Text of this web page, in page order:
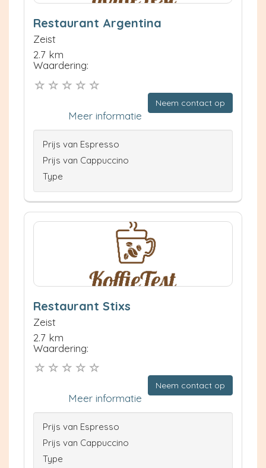
Restaurant Argentina
Zeist
2.7 km
Waardering:
Neem contact op
Meer informatie
Prijs van Espresso
Prijs van Cappuccino
Type
Restaurant Stixs
Zeist
2.7 km
Waardering:
Neem contact op
Meer informatie
Prijs van Espresso
Prijs van Cappuccino
Type